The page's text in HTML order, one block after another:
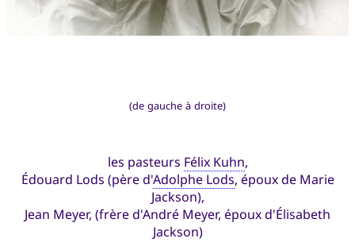
(de gauche à droite)
les pasteurs Félix Kuhn,
Édouard Lods (père d'Adolphe Lods, époux de Marie
Jackson),
Jean Meyer, (frère d'André Meyer, époux d'Élisabeth
Jackson)